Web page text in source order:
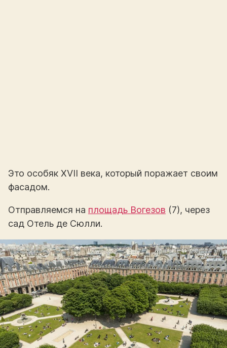
Это особяк XVII века, который поражает своим
фасадом.
Отправляемся на площадь Вогезов (7), через
сад Отель де Сюлли.